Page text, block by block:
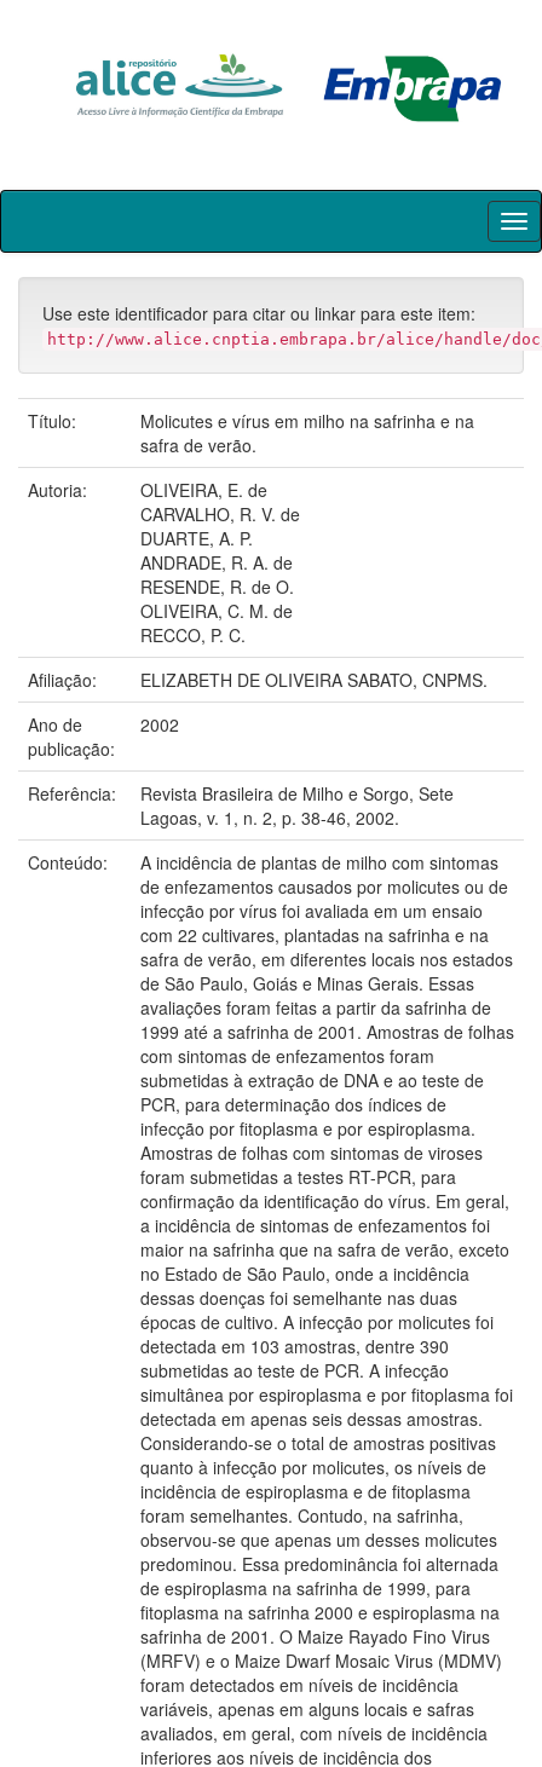
Skip
Use este identificador para citar ou linkar para este item:
http://www.alice.cnptia.embrapa.br/alice/handle/
Título:
Molicutes e vírus em milho na safrinha e na
safra de verão.
Autoria:
OLIVEIRA, E. de
CARVALHO, R. V. de
DUARTE, A. P.
ANDRADE, R. A. de
RESENDE, R. de O.
OLIVEIRA, C. M. de
RECCO, P. C.
Afiliação:
ELIZABETH DE OLIVEIRA SABATO, CNPMS.
Ano de
publicação:
2002
Referência:
Revista Brasileira de Milho e Sorgo, Sete
Lagoas, v. 1, n. 2, p. 38-46, 2002.
Conteúdo:
A incidência de plantas de milho com sintomas
de enfezamentos causados por molicutes ou de
infecção por vírus foi avaliada em um ensaio
com 22 cultivares, plantadas na safrinha e na
safra de verão, em diferentes locais nos estados
de São Paulo, Goiás e Minas Gerais. Essas
avaliações foram feitas a partir da safrinha de
1999 até a safrinha de 2001. Amostras de folhas
com sintomas de enfezamentos foram
submetidas à extração de DNA e ao teste de
PCR, para determinação dos índices de
infecção por fitoplasma e por espiroplasma.
Amostras de folhas com sintomas de viroses
foram submetidas a testes RT-PCR, para
confirmação da identificação do vírus. Em geral,
a incidência de sintomas de enfezamentos foi
maior na safrinha que na safra de verão, exceto
no Estado de São Paulo, onde a incidência
dessas doenças foi semelhante nas duas
épocas de cultivo. A infecção por molicutes foi
detectada em 103 amostras, dentre 390
submetidas ao teste de PCR. A infecção
simultânea por espiroplasma e por fitoplasma foi
detectada em apenas seis dessas amostras.
Considerando-se o total de amostras positivas
quanto à infecção por molicutes, os níveis de
incidência de espiroplasma e de fitoplasma
foram semelhantes. Contudo, na safrinha,
observou-se que apenas um desses molicutes
predominou. Essa predominância foi alternada
de espiroplasma na safrinha de 1999, para
fitoplasma na safrinha 2000 e espiroplasma na
safrinha de 2001. O Maize Rayado Fino Virus
(MRFV) e o Maize Dwarf Mosaic Virus (MDMV)
foram detectados em níveis de incidência
variáveis, apenas em alguns locais e safras
avaliados, em geral, com níveis de incidência
inferiores aos níveis de incidência dos